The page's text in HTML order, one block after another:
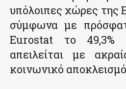
υπόλοιπες χώρες της
σύμφωνα με
Eurostat το 49,3%
απειλείται με
κοινωνικό